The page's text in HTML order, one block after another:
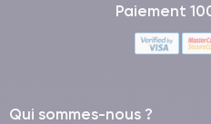
Paiement
Qui sommes-nous ?